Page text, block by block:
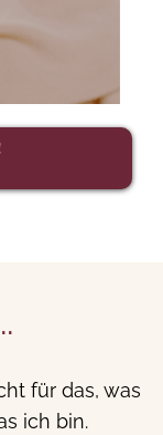
für das, was
ich bin.